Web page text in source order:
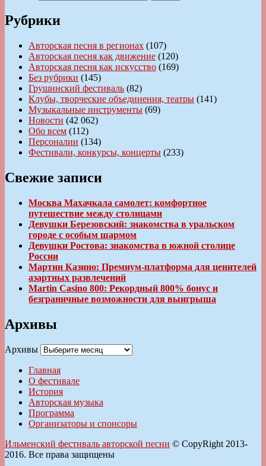
Рубрики
Авторская песня в регионах (107)
Авторская песня как движение (120)
Авторская песня как искусство (169)
Без рубрики (145)
Грушинский фестиваль (82)
Клубы, творческие объединения, театры (141)
Музыкальные инструменты (69)
Новости (42 062)
Обо всем (112)
Персоналии (134)
Фестивали, конкурсы, концерты (233)
Свежие записи
Москва Махачкала самолет: комфортное
путешествие между столицами
Девушки Березовский: знакомства в уральском
городе с особым шармом
Девушки Ростова: знакомства в южной столице
России
Мартин Казино: Премиум-платформа для ценителей
азартных развлечений
Martin Casino 800: Рекордный 800% бонус и
безграничные возможности для выигрыша
Архивы
Архивы
Главная
О фестивале
История
Авторская музыка
Программа
Организаторы и спонсоры
Ильменский фестиваль авторской песни © CopyRight 2013-
2016. Все права защищены